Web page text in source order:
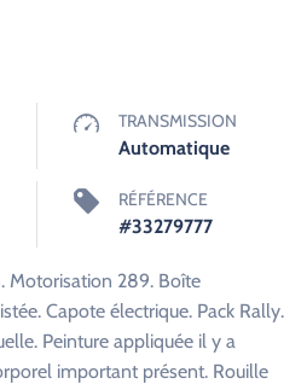
TRANSMISSION
Automatique
RÉFÉRENCE
#33279777
Motorisation 289. Boîte
Capote électrique. Pack Rally.
Peinture appliquée il y a
important présent. Rouille